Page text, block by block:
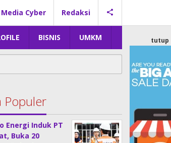
Cyber Redaksi
BISNIS UMKM tutup
Populer
Energi Induk PT
Buka 20